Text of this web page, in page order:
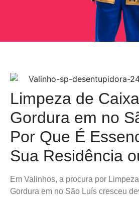
Limpeza de
Gordura em no
Por Que É
Sua Residência
Em Valinhos, a procura por
Gordura em no São Luís cresceu